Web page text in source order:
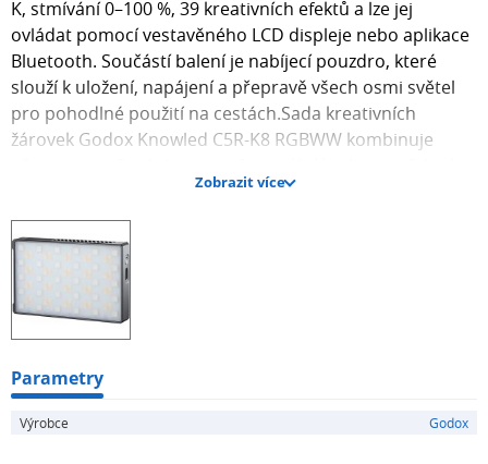
K, stmívání 0–100 %, 39 kreativních efektů a lze jej
ovládat pomocí vestavěného LCD displeje nebo aplikace
Bluetooth. Součástí balení je nabíjecí pouzdro, které
slouží k uložení, napájení a přepravě všech osmi světel
pro pohodlné použití na cestách.Sada kreativních
žárovek Godox Knowled C5R-K8 RGBWW kombinuje
jednom řešení. Tato sada 8 světel obsahuje osm
bateriových LED žárovek C5R RGBWW a speciální nabíjecí
pouzdro, které umožňuje snadné skladování, nabíjení a
přepravu světel. Každé zařízení C5R poskytuje široký
rozsah barevné teploty od 2500 do 8500 K a nastavitelný
jas od 0 do 100 %, což umožňuje přesné ovládání pro
světelných efektů,...
Zobrazit více
Parametry
Výrobce Godox